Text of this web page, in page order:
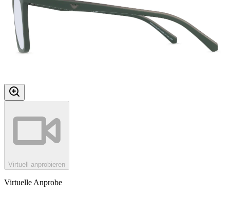
Virtuell anprobieren
Virtuelle Anprobe